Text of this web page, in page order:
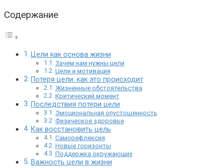
Содержание
Цели как основа жизни
Зачем нам нужны цели
Цели и мотивация
Потеря цели: как это происходит
Жизненные обстоятельства
Критический момент
Последствия потери цели
Эмоциональная опустошенность
Физическое здоровье
Как восстановить цель
Саморефлексия
Новые горизонты
Поддержка окружающих
Важность цели в жизни